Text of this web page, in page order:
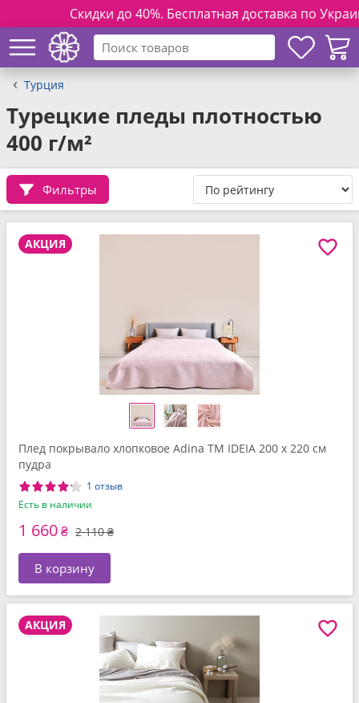
Скидки до 40%. Бесплатная доставка по
Турция
Турецкие пледы плотностью
400 г/м²
Фильтры
АКЦИЯ
Плед покрывало хлопковое Adina TM IDEIA 200 x 220 см
пудра
1 отзыв
Есть в наличии
1 660₴ 2 110 ₴
В корзину
АКЦИЯ